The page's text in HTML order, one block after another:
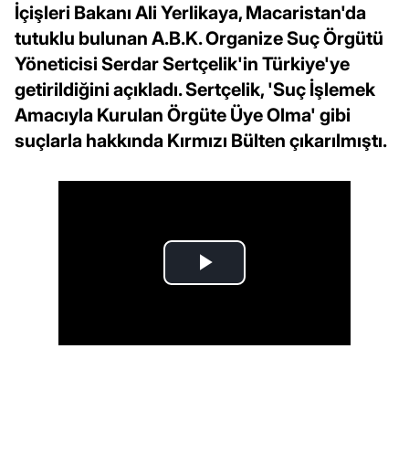
İçişleri Bakanı Ali Yerlikaya, Macaristan'da
tutuklu bulunan A.B.K. Organize Suç Örgütü
Yöneticisi Serdar Sertçelik'in Türkiye'ye
getirildiğini açıkladı. Sertçelik, 'Suç İşlemek
Amacıyla Kurulan Örgüte Üye Olma' gibi
suçlarla hakkında Kırmızı Bülten çıkarılmıştı.